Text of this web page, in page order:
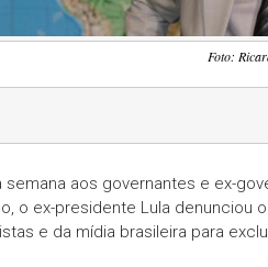
Foto:
semana aos governantes e ex-
o ex-presidente Lula denunciou
e da mídia brasileira para